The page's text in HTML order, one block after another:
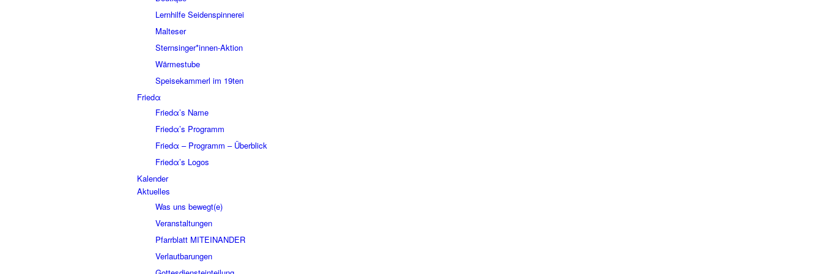
Lernhilfe Seidenspinnerei
Malteser
Sternsinger*innen-Aktion
Wärmestube
Speisekammerl im 19ten
Friedα
Friedα’s Name
Friedα’s Programm
Friedα – Programm – Überblick
Friedα’s Logos
Kalender
Aktuelles
Was uns bewegt(e)
Veranstaltungen
Pfarrblatt MITEINANDER
Verlautbarungen